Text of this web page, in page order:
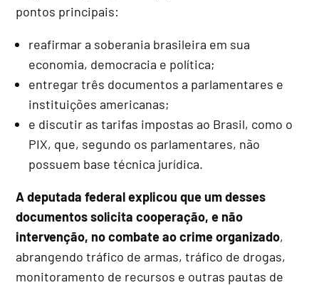
pontos principais:
reafirmar a soberania brasileira em sua
economia, democracia e política;
entregar três documentos a parlamentares e
instituições americanas;
e discutir as tarifas impostas ao Brasil, como o
PIX, que, segundo os parlamentares, não
possuem base técnica jurídica.
A deputada federal explicou que um desses
documentos solicita cooperação, e não
intervenção, no combate ao crime organizado,
abrangendo tráfico de armas, tráfico de drogas,
monitoramento de recursos e outras pautas de